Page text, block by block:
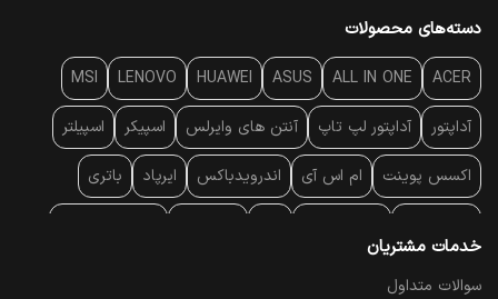
دسته‌های محصولات
ACER
ALL IN ONE
ASUS
HUAWEI
LENOVO
MSI
آداپتور آداپتور لپ تاپ آنتن‌ های وایرلس اسپیکر اسپیلتر
اکسس پوینت ام اس آی اندرویدباکس ایرپاد باتری
پایه سقفی
خدمات مشتریان
سوالات متداول